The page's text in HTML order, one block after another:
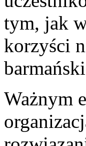
tym, jak
korzyści
Ważnym